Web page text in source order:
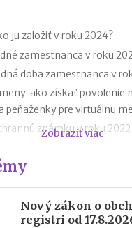
ju založiť v roku 2024?
zamestnanca v roku
doba zamestnanca v
ako získať povolenie
peňaženky pre virtuálnu
známku v roku
známku v roku 2021
čísla a čísla
Zobraziť viac
Nový zákon o
registri od